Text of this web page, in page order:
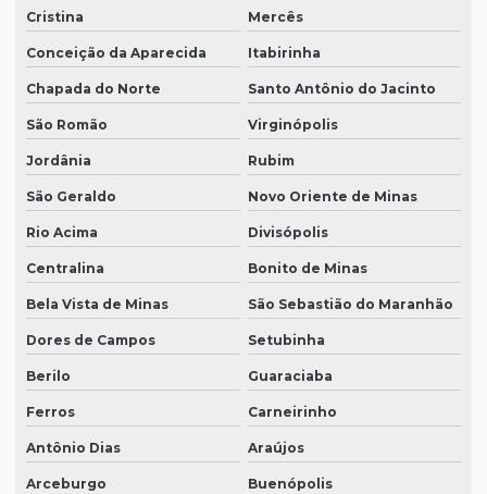
Cristina Mercês
Conceição da Aparecida Itabirinha
Chapada do Norte Santo Antônio do Jacinto
São Romão Virginópolis
Jordânia Rubim
São Geraldo Novo Oriente de Minas
Rio Acima Divisópolis
Centralina Bonito de Minas
Bela Vista de Minas São Sebastião do Maranhão
Dores de Campos Setubinha
Berilo Guaraciaba
Ferros Carneirinho
Antônio Dias Araújos
Arceburgo Buenópolis